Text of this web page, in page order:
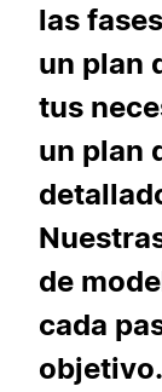
las
un plan
tus
un plan
de
cada